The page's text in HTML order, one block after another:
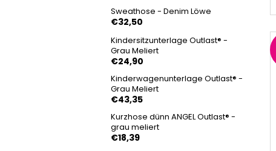
Sweathose - Denim Löwe
€32,50
Kindersitzunterlage Outlast® -
Grau Meliert
€24,90
Kinderwagenunterlage Outlast® -
Grau Meliert
€43,35
Kurzhose dünn ANGEL Outlast® -
grau meliert
€18,39